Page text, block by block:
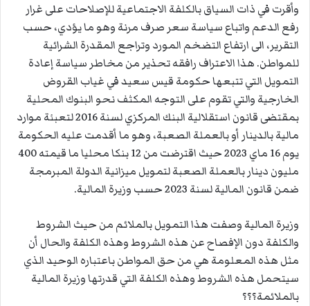
وأقرت في ذات السياق بالكلفة الاجتماعية للإصلاحات على غرار
رفع الدعم واتباع سياسة سعر صرف مرنة وهو ما يؤدي، حسب
التقرير، الى ارتفاع التضخم المورد وتراجع المقدرة الشرائية
للمواطن. هذا الاعتراف رافقه تحذير من مخاطر سياسة إعادة
التمويل التي تتبعها حكومة قيس سعيد في غياب القروض
الخارجية والتي تقوم على التوجه المكثف نحو البنوك المحلية
بمقتضى قانون استقلالية البنك المركزي لسنة 2016 لتعبئة موارد
مالية بالدينار أو بالعملة الصعبة، وهو ما أقدمت عليه الحكومة
يوم 16 ماي 2023 حيث اقترضت من 12 بنكا محليا ما قيمته 400
مليون دينار بالعملة الصعبة لتمويل ميزانية الدولة المبرمجة
ضمن قانون المالية لسنة 2023 حسب وزيرة المالية.
وزيرة المالية وصفت هذا التمويل بالملائم من حيث الشروط
والكلفة دون الإفصاح عن هذه الشروط وهذه الكلفة والحال أن
مثل هذه المعلومة هي من حق المواطن باعتباره الوحيد الذي
سيتحمل هذه الشروط وهذه الكلفة التي قدرتها وزيرة المالية
بالملائمة؟؟؟